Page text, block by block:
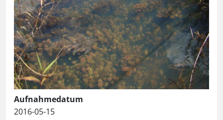
Aufnahmedatum
2016-05-15